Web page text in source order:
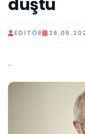
EDITÖR
..